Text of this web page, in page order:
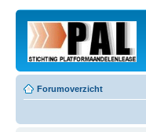
Forumoverzicht